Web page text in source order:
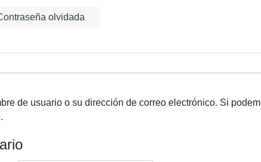
olvidada
de usuario o su dirección de correo electrónico. Si